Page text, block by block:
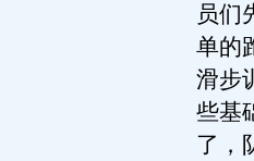
员们
单的
滑步
些基
了，